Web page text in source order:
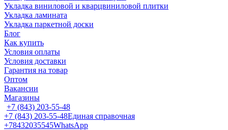
Укладка виниловой и кварцвиниловой плитки
Укладка ламината
Укладка паркетной доски
Блог
Как купить
Условия оплаты
Условия доставки
Гарантия на товар
Оптом
Вакансии
Магазины
+7 (843) 203-55-48
+7 (843) 203-55-48Единая справочная
+78432035545WhatsApp